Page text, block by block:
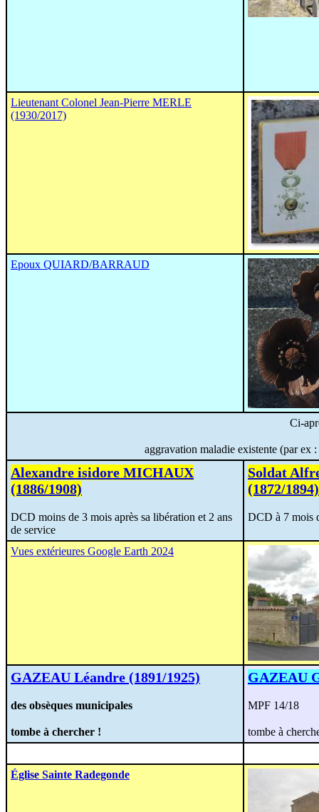
Lieutenant Colonel Jean-Pierre MERLE
(1930/2017)
Epoux QUIARD/BARRAUD
Ci-
aggravation maladie existente (par ex
Alexandre isidore MICHAUX
(1886/1908)
DCD moins de 3 mois après sa libération et 2 ans
de service
Soldat
(1872/1894)
DCD à 7 mois
Vues extérieures Google Earth 2024
GAZEAU Léandre (1891/1925)
des obsèques municipales
tombe à chercher !
GAZEAU
MPF 14/18
tombe à
Église Sainte Radegonde